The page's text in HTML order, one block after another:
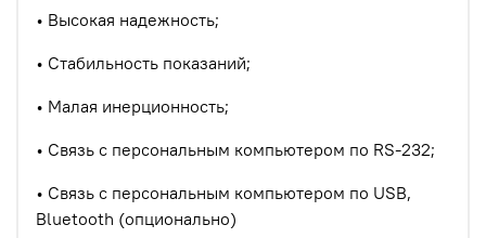
• Высокая надежность;
• Стабильность показаний;
• Малая инерционность;
• Связь с персональным компьютером по RS-232;
• Связь с персональным компьютером по USB,
Bluetooth (опционально)